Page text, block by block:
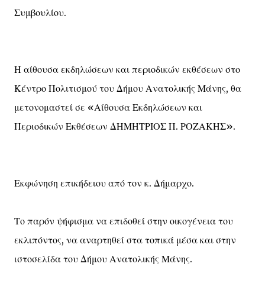
Συμβουλίου.
Η αίθουσα εκδηλώσεων και περιοδικών εκθέσεων στο
Κέντρο Πολιτισμού του Δήμου Ανατολικής Μάνης, θα
μετονομαστεί σε «Αίθουσα Εκδηλώσεων και
Περιοδικών Εκθέσεων ΔΗΜΗΤΡΙΟΣ Π. ΡΟΖΑΚΗΣ».
Εκφώνηση επικήδειου από τον κ. Δήμαρχο.
Το παρόν ψήφισμα να επιδοθεί στην οικογένεια του
εκλιπόντος, να αναρτηθεί στα τοπικά μέσα και στην
ιστοσελίδα του Δήμου Ανατολικής Μάνης.